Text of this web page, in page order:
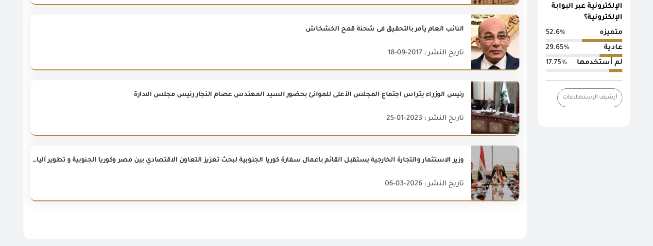
الإلكترونية عبر البوابة
الإلكترونية؟
متميزه
52.6%
عادية
29.65%
لم أستخدمها
17.75%
أرشيف الإستطلاعات
النائب العام يأمر بالتحقيق فى شحنة قمح الخشخاش
تاريخ النشر : 2017-09-18
رئيس الوزراء يترأس اجتماع المجلس الأعلى للموانئ بحضور السيد المهندس عصام النجار رئيس مجلس الادارة
تاريخ النشر : 2023-01-25
وزير الاستثمار والتجارة الخارجية يستقبل القائم باعمال سفارة كوريا الجنوبية لبحث تعزيز التعاون الاقتصادي بين مصر وكوريا الجنوبية و تطوير آليات تنظيم التجارة والرقابة على الصادرات والواردات .
تاريخ النشر : 2026-03-06